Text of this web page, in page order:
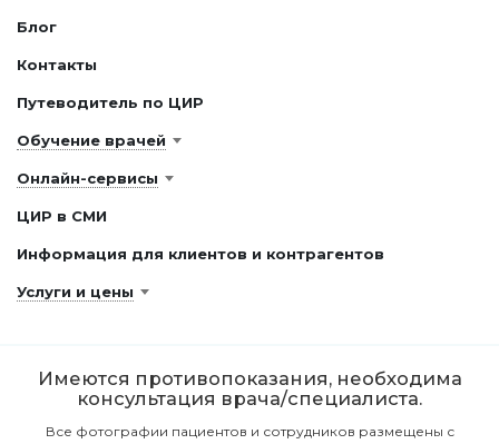
Блог
Контакты
Путеводитель по ЦИР
Обучение врачей
Онлайн-сервисы
ЦИР в СМИ
Информация для клиентов и контрагентов
Услуги и цены
Имеются противопоказания, необходима
консультация врача/специалиста.
Все фотографии пациентов и сотрудников размещены с